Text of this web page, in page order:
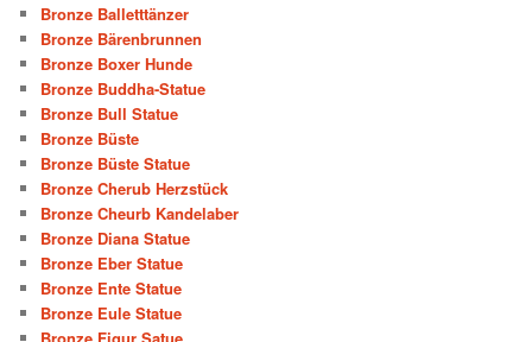
Bronze Balletttänzer
Bronze Bärenbrunnen
Bronze Boxer Hunde
Bronze Buddha-Statue
Bronze Bull Statue
Bronze Büste
Bronze Büste Statue
Bronze Cherub Herzstück
Bronze Cheurb Kandelaber
Bronze Diana Statue
Bronze Eber Statue
Bronze Ente Statue
Bronze Eule Statue